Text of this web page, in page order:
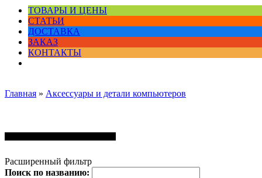
ТОВАРЫ И ЦЕНЫ
СТАТЬИ
ДОСТАВКА
ЗАКАЗ
КОНТАКТЫ
Главная » Аксессуары и детали компьютеров
Расширенный фильтр
Поиск по названию: